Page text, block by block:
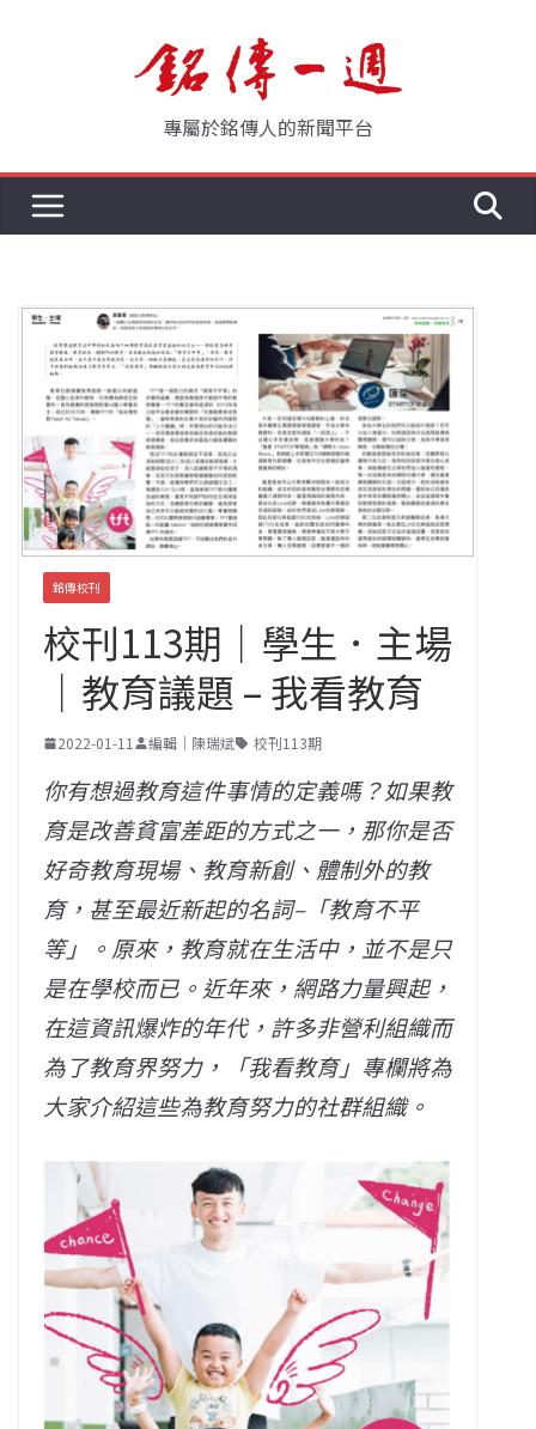
專屬於銘傳人的新聞平台
銘傳校刊
校刊113期｜學生．主場
｜教育議題 – 我看教育
2022-01-11 編輯｜陳瑞斌 校刊113期
你有想過教育這件事情的定義嗎？如果教
育是改善貧富差距的方式之一，那你是否
好奇教育現場、教育新創、體制外的教
育，甚至最近新起的名詞–「教育不平
等」。原來，教育就在生活中，並不是只
是在學校而已。近年來，網路力量興起，
在這資訊爆炸的年代，許多非營利組織而
為了教育界努力，「我看教育」專欄將為
大家介紹這些為教育努力的社群組織。